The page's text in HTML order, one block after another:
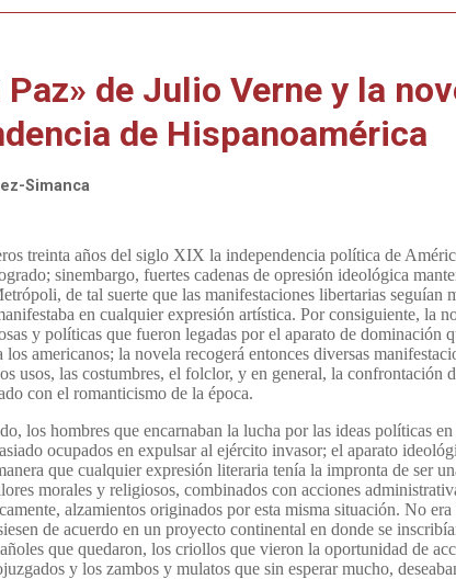
de Julio Verne y la
de Hispanoamérica
Simanca
treinta años del siglo XIX la independencia política de
sinembargo, fuertes cadenas de opresión ideológica
de tal suerte que las manifestaciones libertarias seguían
en cualquier expresión artística. Por consiguiente, la
y políticas que fueron legadas por el aparato de dominación
los americanos; la novela recogerá entonces diversas
usos, las costumbres, el folclor, y en general, la confrontación
con el romanticismo de la época.
los hombres que encarnaban la lucha por las ideas políticas
ocupados en expulsar al ejército invasor; el aparato
que cualquier expresión literaria tenía la impronta de ser
morales y religiosos, combinados con acciones
alzamientos originados por esta misma situación. No
de acuerdo en un proyecto continental en donde se
que quedaron, los criollos que vieron la oportunidad de
y los zambos y mulatos que sin esperar mucho,